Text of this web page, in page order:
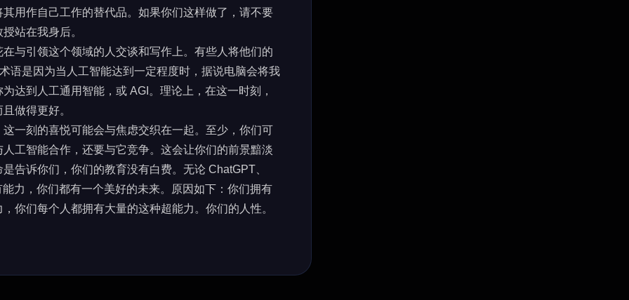
用作自己工作的替代品。如果你们这样做了，请不要
站在我身后。
与引领这个领域的人交谈和写作上。有些人将他们的
语是因为当人工智能达到一定程度时，据说电脑会将我
达到人工通用智能，或 AGI。理论上，在这一时刻，
做得更好。
一刻的喜悦可能会与焦虑交织在一起。至少，你们可
工智能合作，还要与它竞争。这会让你们的前景黯淡
诉你们，你们的教育没有白费。无论 ChatGPT、
力，你们都有一个美好的未来。原因如下：你们拥有
你们每个人都拥有大量的这种超能力。你们的人性。